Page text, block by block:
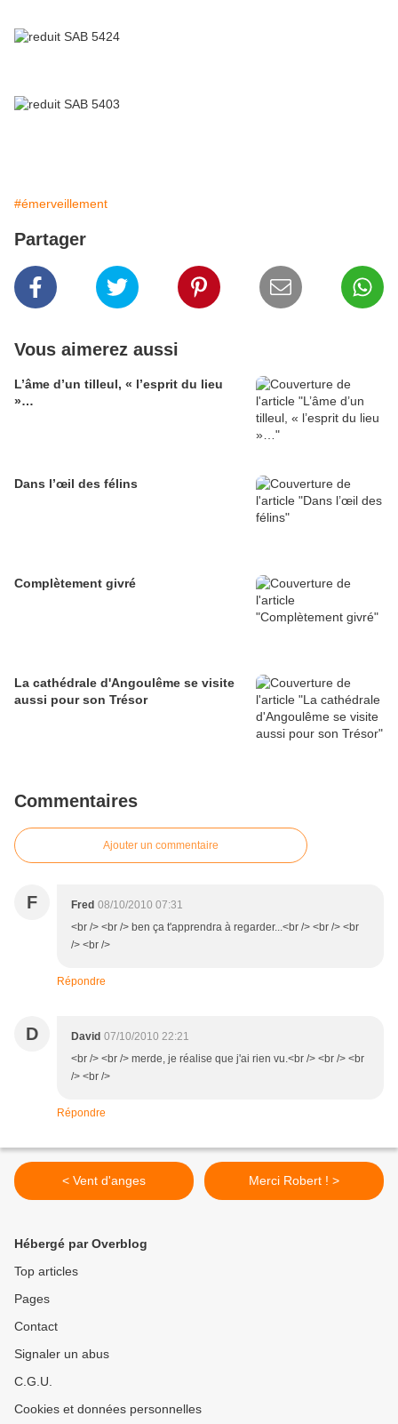
#émerveillement
Partager
Vous aimerez aussi
L’âme d’un tilleul, « l’esprit du lieu
»…
Dans l’œil des félins
Complètement givré
La cathédrale d'Angoulême se visite
aussi pour son Trésor
Commentaires
Ajouter un commentaire
F Fred 08/10/2010 07:31
<br /> <br /> ben ça t'apprendra à regarder...<br /> <br /> <br
/> <br />
Répondre
D David 07/10/2010 22:21
<br /> <br /> merde, je réalise que j'ai rien vu.<br /> <br /> <br
/> <br />
Répondre
< Vent d'anges Merci Robert ! >
Hébergé par Overblog
Top articles
Pages
Contact
Signaler un abus
C.G.U.
Cookies et données personnelles